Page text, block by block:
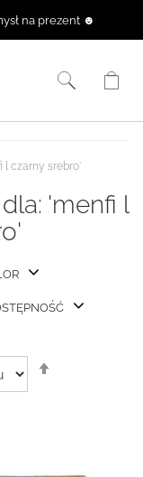
na prezent ☻
l czarny srebro'
'menfi l